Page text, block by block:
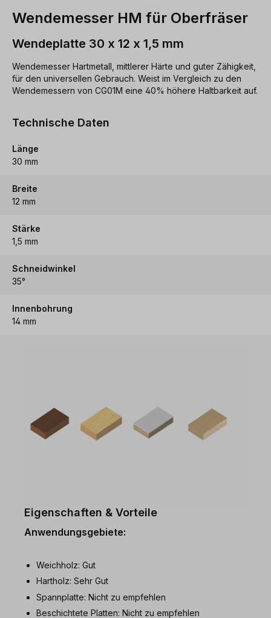
Wendemesser HM für Oberfräser
Wendeplatte 30 x 12 x 1,5 mm
Wendemesser Hartmetall, mittlerer Härte und guter Zähigkeit,
für den universellen Gebrauch. Weist im Vergleich zu den
Wendemessern von CG01M eine 40% höhere Haltbarkeit auf.
Technische Daten
Länge
30 mm
Breite
12 mm
Stärke
1,5 mm
Schneidwinkel
35°
Innenbohrung
14 mm
Eigenschaften & Vorteile
Anwendungsgebiete:
Weichholz: Gut
Hartholz: Sehr Gut
Spannplatte: Nicht zu empfehlen
Beschichtete Platten: Nicht zu empfehlen